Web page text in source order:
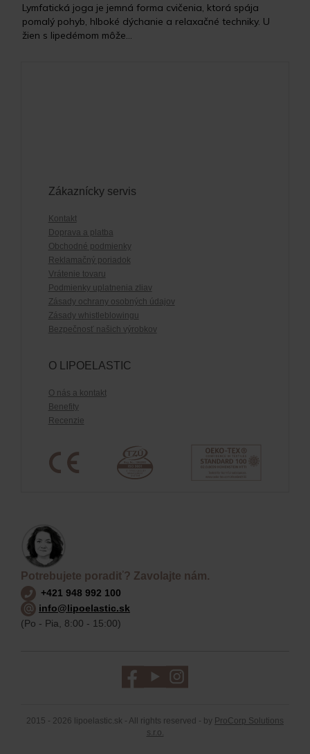
Lymfatická joga je jemná forma cvičenia, ktorá spája
pomalý pohyb, hlboké dýchanie a relaxačné techniky. U
žien s lipedémom môže...
Zákaznícky servis
Kontakt
Doprava a platba
Obchodné podmienky
Reklamačný poriadok
Vrátenie tovaru
Podmienky uplatnenia zliav
Zásady ochrany osobných údajov
Zásady whistleblowingu
Bezpečnosť našich výrobkov
O LIPOELASTIC
O nás a kontakt
Benefity
Recenzie
Potrebujete poradiť? Zavolajte nám.
+421 948 992 100
info@lipoelastic.sk
(Po - Pia, 8:00 - 15:00)
2015 - 2026 lipoelastic.sk - All rights reserved - by ProCorp Solutions
s.r.o.